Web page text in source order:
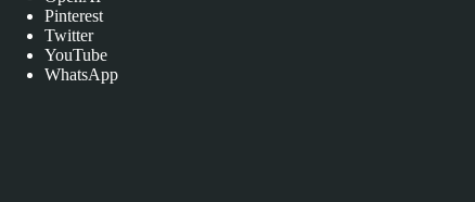
Pinterest
Twitter
YouTube
WhatsApp